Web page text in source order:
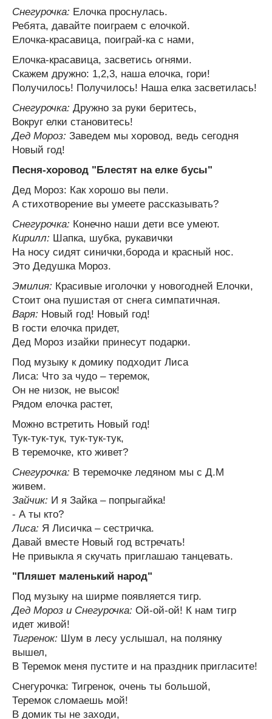
Снегурочка: Елочка проснулась.
Ребята, давайте поиграем с елочкой.
Елочка-красавица, поиграй-ка с нами,
Елочка-красавица, засветись огнями.
Скажем дружно: 1,2,3, наша елочка, гори!
Получилось! Получилось! Наша елка засветилась!
Снегурочка: Дружно за руки беритесь,
Вокруг елки становитесь!
Дед Мороз: Заведем мы хоровод, ведь сегодня
Новый год!
Песня-хоровод "Блестят на елке бусы"
Дед Мороз: Как хорошо вы пели.
А стихотворение вы умеете рассказывать?
Снегурочка: Конечно наши дети все умеют.
Кирилл: Шапка, шубка, рукавички
На носу сидят синички,борода и красный нос.
Это Дедушка Мороз.
Эмилия: Красивые иголочки у новогодней Елочки,
Стоит она пушистая от снега симпатичная.
Варя: Новый год! Новый год!
В гости елочка придет,
Дед Мороз изайки принесут подарки.
Под музыку к домику подходит Лиса
Лиса: Что за чудо – теремок,
Он не низок, не высок!
Рядом елочка растет,
Можно встретить Новый год!
Тук-тук-тук, тук-тук-тук,
В теремочке, кто живет?
Снегурочка: В теремочке ледяном мы с Д.М
живем.
Зайчик: И я Зайка – попрыгайка!
- А ты кто?
Лиса: Я Лисичка – сестричка.
Давай вместе Новый год встречать!
Не привыкла я скучать приглашаю танцевать.
"Пляшет маленький народ"
Под музыку на ширме появляется тигр.
Дед Мороз и Снегурочка: Ой-ой-ой! К нам тигр
идет живой!
Тигренок: Шум в лесу услышал, на полянку
вышел,
В Теремок меня пустите и на праздник пригласите!
Снегурочка: Тигренок, очень ты большой,
Теремок сломаешь мой!
В домик ты не заходи,